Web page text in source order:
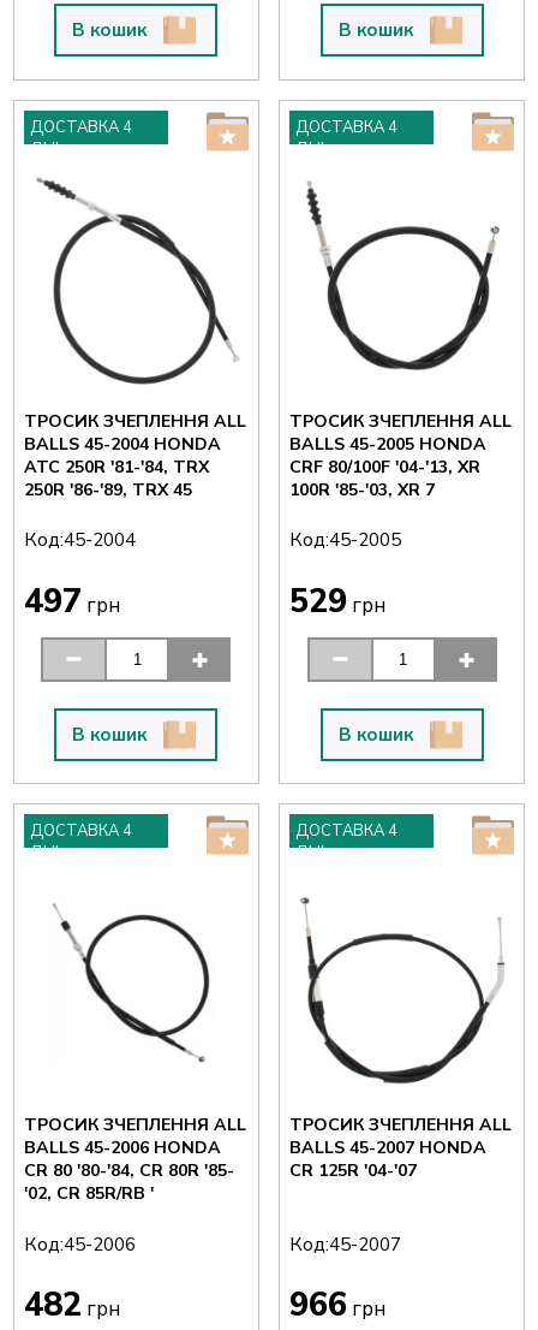
В кошик В кошик
ДОСТАВКА 4
ДНІ
ТРОСИК ЗЧЕПЛЕННЯ ALL
BALLS 45-2004 HONDA
ATC 250R '81-'84, TRX
250R '86-'89, TRX 45
Код:45-2004
497 грн
В кошик
ДОСТАВКА 4
ДНІ
ТРОСИК ЗЧЕПЛЕННЯ ALL
BALLS 45-2005 HONDA
CRF 80/100F '04-'13, XR
100R '85-'03, XR 7
Код:45-2005
529 грн
В кошик
ДОСТАВКА 4
ДНІ
ТРОСИК ЗЧЕПЛЕННЯ ALL
BALLS 45-2006 HONDA
CR 80 '80-'84, CR 80R '85-
'02, CR 85R/RB '
Код:45-2006
482 грн
ДОСТАВКА 4
ДНІ
ТРОСИК ЗЧЕПЛЕННЯ ALL
BALLS 45-2007 HONDA
CR 125R '04-'07
Код:45-2007
966 грн